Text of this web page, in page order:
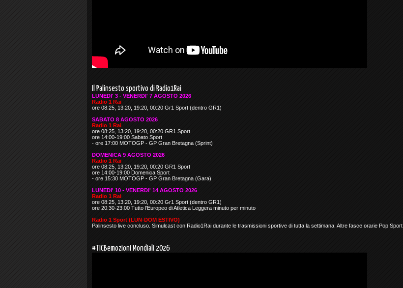
Il Palinsesto sportivo di Radio1Rai
LUNEDI' 3 - VENERDI' 7 AGOSTO 2026
Radio 1 Rai
ore 08:25, 13:20, 19:20, 00:20 Gr1 Sport (dentro GR1)
SABATO 8 AGOSTO 2026
Radio 1 Rai
ore 08:25, 13:20, 19:20, 00:20 GR1 Sport
ore 14:00-19:00 Sabato Sport
- ore 17:00 MOTOGP - GP Gran Bretagna (Sprint)
DOMENICA 9 AGOSTO 2026
Radio 1 Rai
ore 08:25, 13:20, 19:20, 00:20 GR1 Sport
ore 14:00-19:00 Domenica Sport
- ore 15:30 MOTOGP - GP Gran Bretagna (Gara)
LUNEDI' 10 - VENERDI' 14 AGOSTO 2026
Radio 1 Rai
ore 08:25, 13:20, 19:20, 00:20 Gr1 Sport (dentro GR1)
ore 20:30-23:00 Tutto l'Europeo di Atletica Leggera minuto per minuto
Radio 1 Sport (LUN-DOM ESTIVO)
Palinsesto live concluso. Simulcast con Radio1Rai durante le trasmissioni sportive di tutta la settimana. Altre fasce orarie Pop Sport.
#TICBemozioni Mondiali 2026